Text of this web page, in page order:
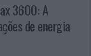
3600: A
de energia